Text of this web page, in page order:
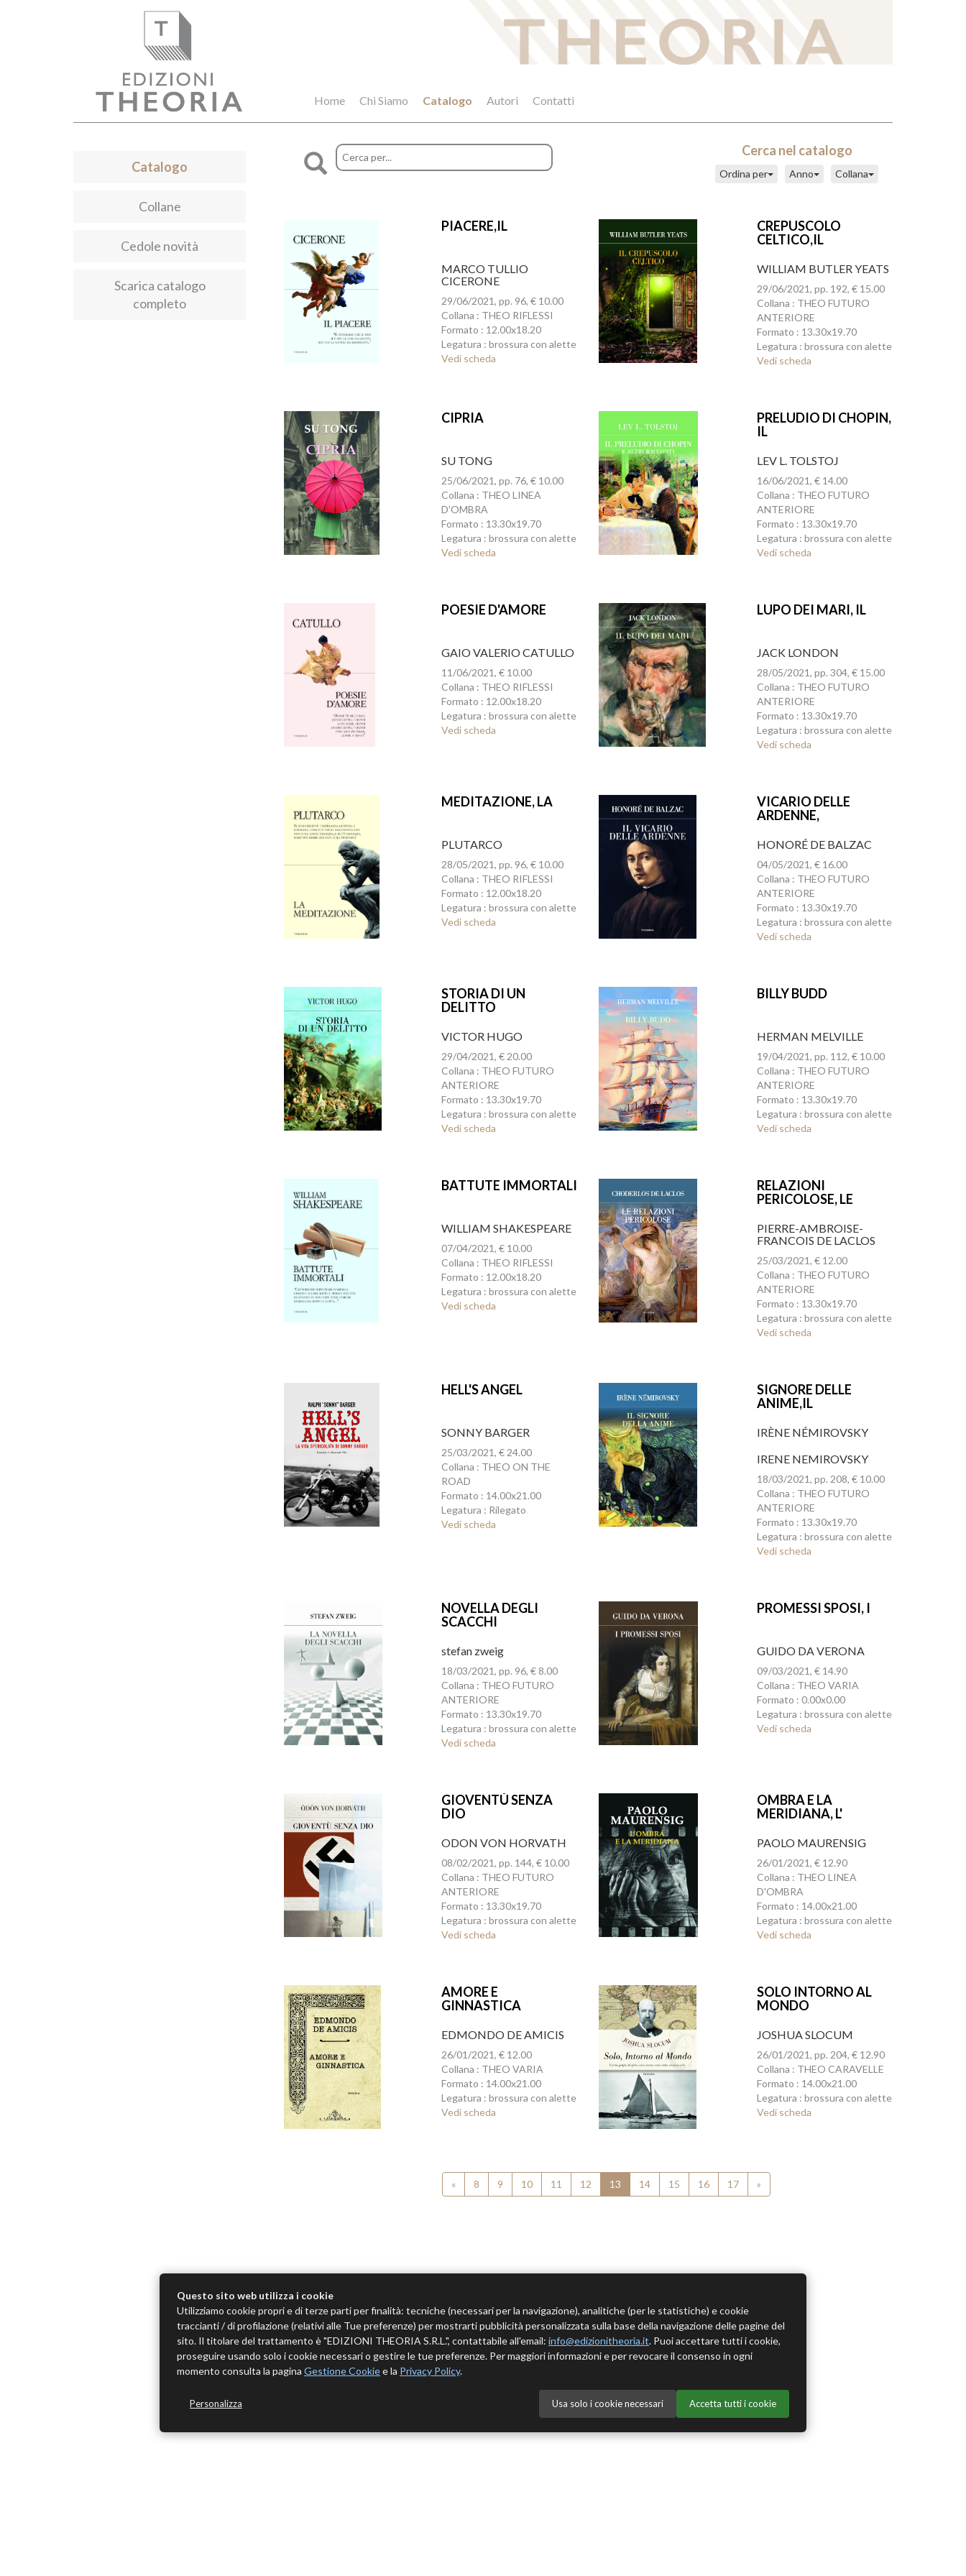
Home Chi Siamo Catalogo Autori Contatti
Catalogo
Collane
Cedole novità
Scarica catalogo
completo
Cerca nel catalogo
Collana
Anno
Ordina per
PIACERE,IL
MARCO TULLIO
CICERONE
29/06/2021, pp. 96, € 10.00
Collana : THEO RIFLESSI
Formato : 12.00x18.20
Legatura : brossura con alette
Vedi scheda
CREPUSCOLO
CELTICO,IL
WILLIAM BUTLER YEATS
29/06/2021, pp. 192, € 15.00
Collana : THEO FUTURO
ANTERIORE
Formato : 13.30x19.70
Legatura : brossura con alette
Vedi scheda
CIPRIA
SU TONG
25/06/2021, pp. 76, € 10.00
Collana : THEO LINEA
D'OMBRA
Formato : 13.30x19.70
Legatura : brossura con alette
Vedi scheda
PRELUDIO DI CHOPIN,
IL
LEV L. TOLSTOJ
16/06/2021, € 14.00
Collana : THEO FUTURO
ANTERIORE
Formato : 13.30x19.70
Legatura : brossura con alette
Vedi scheda
POESIE D'AMORE
GAIO VALERIO CATULLO
11/06/2021, € 10.00
Collana : THEO RIFLESSI
Formato : 12.00x18.20
Legatura : brossura con alette
Vedi scheda
LUPO DEI MARI, IL
JACK LONDON
28/05/2021, pp. 304, € 15.00
Collana : THEO FUTURO
ANTERIORE
Formato : 13.30x19.70
Legatura : brossura con alette
Vedi scheda
MEDITAZIONE, LA
PLUTARCO
28/05/2021, pp. 96, € 10.00
Collana : THEO RIFLESSI
Formato : 12.00x18.20
Legatura : brossura con alette
Vedi scheda
VICARIO DELLE
ARDENNE,
HONORÉ DE BALZAC
04/05/2021, € 16.00
Collana : THEO FUTURO
ANTERIORE
Formato : 13.30x19.70
Legatura : brossura con alette
Vedi scheda
STORIA DI UN
DELITTO
VICTOR HUGO
29/04/2021, € 20.00
Collana : THEO FUTURO
ANTERIORE
Formato : 13.30x19.70
Legatura : brossura con alette
Vedi scheda
BILLY BUDD
HERMAN MELVILLE
19/04/2021, pp. 112, € 10.00
Collana : THEO FUTURO
ANTERIORE
Formato : 13.30x19.70
Legatura : brossura con alette
Vedi scheda
BATTUTE IMMORTALI
WILLIAM SHAKESPEARE
07/04/2021, € 10.00
Collana : THEO RIFLESSI
Formato : 12.00x18.20
Legatura : brossura con alette
Vedi scheda
RELAZIONI
PERICOLOSE, LE
PIERRE-AMBROISE-
FRANCOIS DE LACLOS
25/03/2021, € 12.00
Collana : THEO FUTURO
ANTERIORE
Formato : 13.30x19.70
Legatura : brossura con alette
Vedi scheda
HELL'S ANGEL
SONNY BARGER
25/03/2021, € 24.00
Collana : THEO ON THE
ROAD
Formato : 14.00x21.00
Legatura : Rilegato
Vedi scheda
SIGNORE DELLE
ANIME,IL
IRÈNE NÉMIROVSKY
IRENE NEMIROVSKY
18/03/2021, pp. 208, € 10.00
Collana : THEO FUTURO
ANTERIORE
Formato : 13.30x19.70
Legatura : brossura con alette
Vedi scheda
NOVELLA DEGLI
SCACCHI
stefan zweig
18/03/2021, pp. 96, € 8.00
Collana : THEO FUTURO
ANTERIORE
Formato : 13.30x19.70
Legatura : brossura con alette
Vedi scheda
PROMESSI SPOSI, I
GUIDO DA VERONA
09/03/2021, € 14.90
Collana : THEO VARIA
Formato : 0.00x0.00
Legatura : brossura con alette
Vedi scheda
GIOVENTÙ SENZA
DIO
ODON VON HORVATH
08/02/2021, pp. 144, € 10.00
Collana : THEO FUTURO
ANTERIORE
Formato : 13.30x19.70
Legatura : brossura con alette
Vedi scheda
OMBRA E LA
MERIDIANA, L'
PAOLO MAURENSIG
26/01/2021, € 12.90
Collana : THEO LINEA
D'OMBRA
Formato : 14.00x21.00
Legatura : brossura con alette
Vedi scheda
AMORE E
GINNASTICA
EDMONDO DE AMICIS
26/01/2021, € 12.00
Collana : THEO VARIA
Formato : 14.00x21.00
Legatura : brossura con alette
Vedi scheda
SOLO INTORNO AL
MONDO
JOSHUA SLOCUM
26/01/2021, pp. 204, € 12.90
Collana : THEO CARAVELLE
Formato : 14.00x21.00
Legatura : brossura con alette
Vedi scheda
« 8 9 10 11 12 13 14 15 16 17 »
Questo sito web utilizza i cookie
Utilizziamo cookie propri e di terze parti per finalità: tecniche (necessari per la navigazione), analitiche (per le statistiche) e cookie
traccianti / di profilazione (relativi alle Tue preferenze) per mostrarti pubblicità personalizzata sulla base della navigazione delle pagine del
sito. Il titolare del trattamento è "EDIZIONI THEORIA S.R.L.", contattabile all'email: info@edizionitheoria.it. Puoi accettare tutti i cookie,
proseguire usando solo i cookie necessari o gestire le tue preferenze. Per maggiori informazioni e per revocare il consenso in ogni
momento consulta la pagina Gestione Cookiee la Privacy Policy.
Personalizza Usa solo i cookie necessari Accetta tutti i cookie